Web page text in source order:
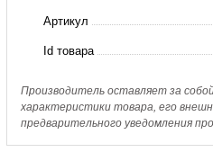
Hongsen
Артикул
Id товара
Производитель оставляет за
характеристики товара, его
предварительного уведомления